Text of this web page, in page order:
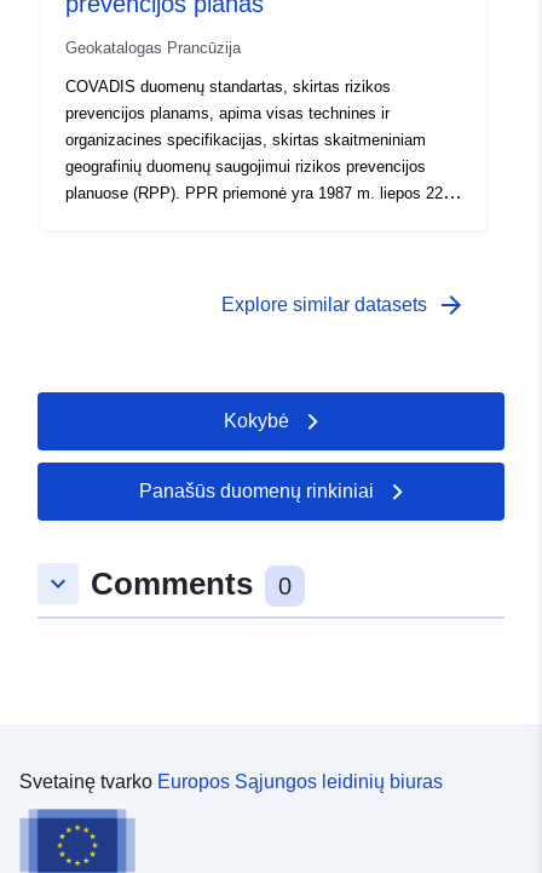
Geokatalogas Prancūzija
COVADIS duomenų standartas, skirtas rizikos
prevencijos planams, apima visas technines ir
organizacines specifikacijas, skirtas skaitmeniniam
geografinių duomenų saugojimui rizikos prevencijos
planuose (RPP). PPR priemonė yra 1987 m. liepos 22 d.
Explore similar datasets arrow_forward
Kokybė
Panašūs duomenų rinkiniai
keyboard_arrow_down Comments 0
Svetainę tvarko Europos Sąjungos leidinių biuras